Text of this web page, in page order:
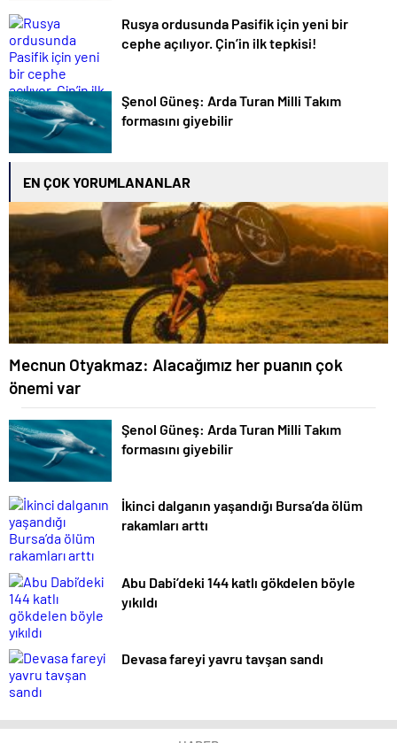
Rusya ordusunda Pasifik için yeni bir
cephe açılıyor. Çin’in ilk tepkisi!
Şenol Güneş: Arda Turan Milli Takım
formasını giyebilir
EN ÇOK YORUMLANANLAR
Mecnun Otyakmaz: Alacağımız her puanın çok
önemi var
Şenol Güneş: Arda Turan Milli Takım
formasını giyebilir
İkinci dalganın yaşandığı Bursa’da ölüm
rakamları arttı
Abu Dabi’deki 144 katlı gökdelen böyle
yıkıldı
Devasa fareyi yavru tavşan sandı